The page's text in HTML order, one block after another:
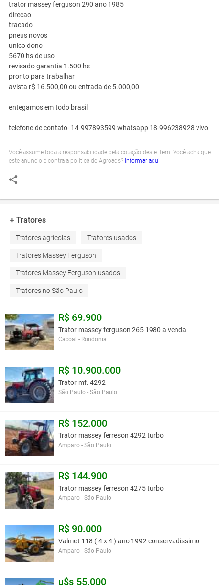
trator massey ferguson 290 ano 1985
direcao
tracado
pneus novos
unico dono
5670 hs de uso
revisado garantia 1.500 hs
pronto para trabalhar
avista r$ 16.500,00 ou entrada de 5.000,00
entegamos em todo brasil
telefone de contato- 14-997893599 whatsapp 18-996238928 vivo
Você assume toda a responsabilidade pela cotação deste item. Você acha que
este anúncio é contra a política de Agroads? Informar aqui
+ Tratores
Tratores agrícolas Tratores usados
Tratores Massey Ferguson
Tratores Massey Ferguson usados
Tratores no São Paulo
R$ 69.900
Trator massey ferguson 265 1980 a venda
Cacoal - Rondônia
R$ 10.900.000
Trator mf. 4292
São Paulo - São Paulo
R$ 152.000
Trator massey ferreson 4292 turbo
Amparo - São Paulo
R$ 144.900
Trator massey ferreson 4275 turbo
Amparo - São Paulo
R$ 90.000
Valmet 118 ( 4 x 4 ) ano 1992 conservadissimo
Amparo - São Paulo
u$s 55.000